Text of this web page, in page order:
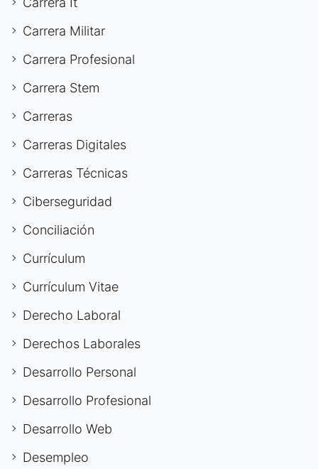
Carrera Militar
Carrera Profesional
Carrera Stem
Carreras
Carreras Digitales
Carreras Técnicas
Ciberseguridad
Conciliación
Currículum
Currículum Vitae
Derecho Laboral
Derechos Laborales
Desarrollo Personal
Desarrollo Profesional
Desarrollo Web
Desempleo